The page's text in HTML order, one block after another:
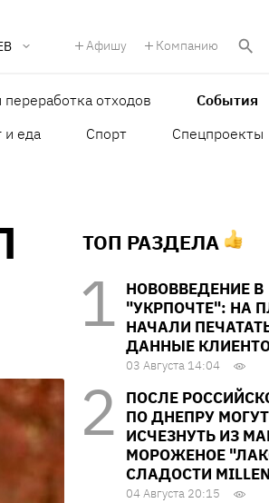
Афишу Компанию
отходов
События
и еда Спорт
Спецпроекты
ТОП РАЗДЕЛА
НОВОВВЕДЕНИЕ В
"УКРПОЧТЕ": НА
НАЧАЛИ
ДАННЫЕ
03 Августа 14:04
ПОСЛЕ
ПО ДНЕПРУ МОГУТ
ИСЧЕЗНУТЬ ИЗ
МОРОЖЕНОЕ
СЛАДОСТИ
04 Августа 20:15